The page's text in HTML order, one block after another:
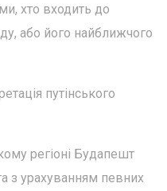
хто входить до
або його найближчого
путінського
регіоні Будапешт
з урахуванням певних